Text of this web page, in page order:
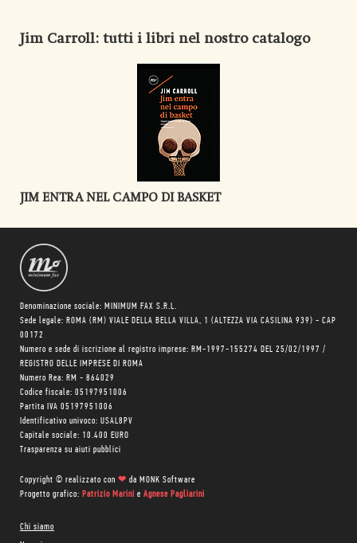
Jim Carroll: tutti i libri nel nostro catalogo
JIM ENTRA NEL CAMPO DI BASKET
Denominazione sociale: MINIMUM FAX S.R.L.
Sede legale: ROMA (RM) VIALE DELLA BELLA VILLA, 1 (ALTEZZA VIA CASILINA 939) - CAP
00172
Numero e sede di iscrizione al registro imprese: RM-1997-155274 DEL 25/02/1997 /
REGISTRO DELLE IMPRESE DI ROMA
Numero Rea: RM - 864029
Codice fiscale: 05197951006
Partita IVA 05197951006
Identificativo univoco: USAL8PV
Capitale sociale: 10.400 EURO
Trasparenza su aiuti pubblici
Copyright © realizzato con ❤ da MONK Software
Progetto grafico: Patrizio Marini e Agnese Pagliarini
Chi siamo